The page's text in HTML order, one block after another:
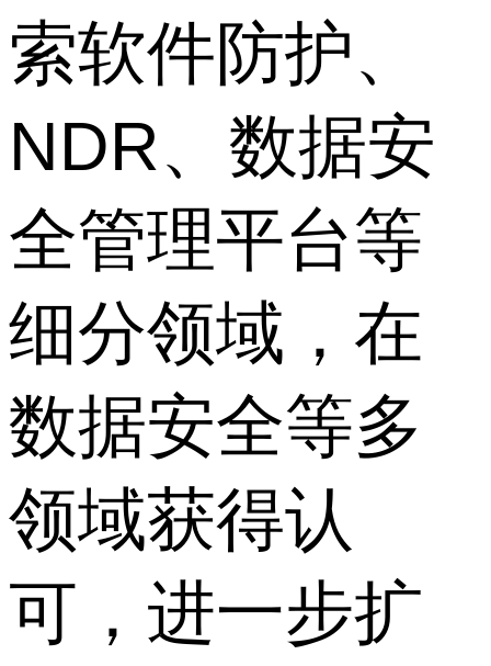
索软件防护、
NDR、数据安
全管理平台等
细分领域，在
数据安全等多
领域获得认
可，进一步扩